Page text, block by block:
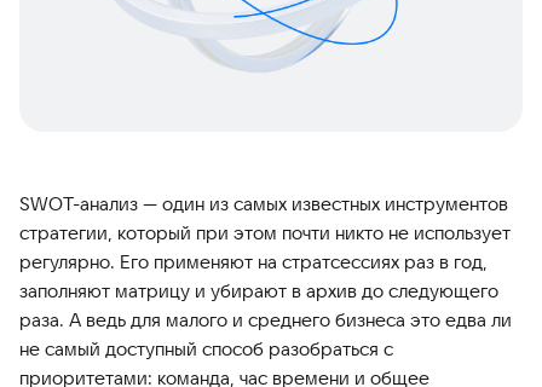
SWOT-анализ — один из самых известных инструментов
стратегии, который при этом почти никто не использует
регулярно. Его применяют на стратсессиях раз в год,
заполняют матрицу и убирают в архив до следующего
раза. А ведь для малого и среднего бизнеса это едва ли
не самый доступный способ разобраться с
приоритетами: команда, час времени и общее